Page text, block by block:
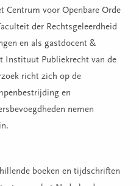
Centrum voor Openbare Orde
der Rechtsgeleerdheid
en als gastdocent &
Instituut Publiekrecht van de
richt zich op de
en
nemen
boeken en tijdschriften